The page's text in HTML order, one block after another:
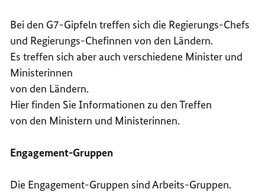
Bei den G7-Gipfeln treffen sich die Regierungs-Chefs
und Regierungs-Chefinnen von den Ländern.
Es treffen sich aber auch verschiedene Minister und
Ministerinnen
von den Ländern.
Hier finden Sie Informationen zu den Treffen
von den Ministern und Ministerinnen.
Engagement-Gruppen
Die Engagement-Gruppen sind Arbeits-Gruppen.